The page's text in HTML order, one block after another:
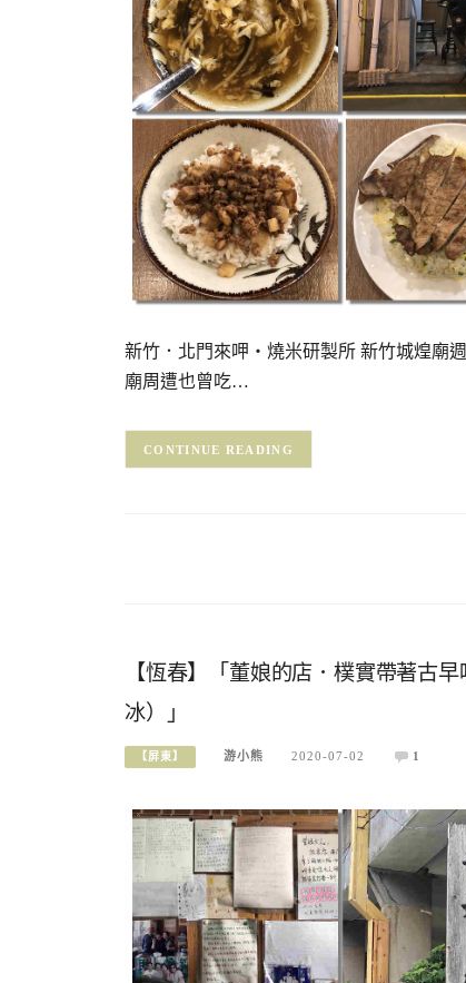
新竹．北門來呷・燒米研製所 新竹城煌廟
廟周遭也曾吃…
CONTINUE READING
【恆春】「董娘的店．樸實帶著古
冰）」
【屏東】 游小熊 2020-07-02 1